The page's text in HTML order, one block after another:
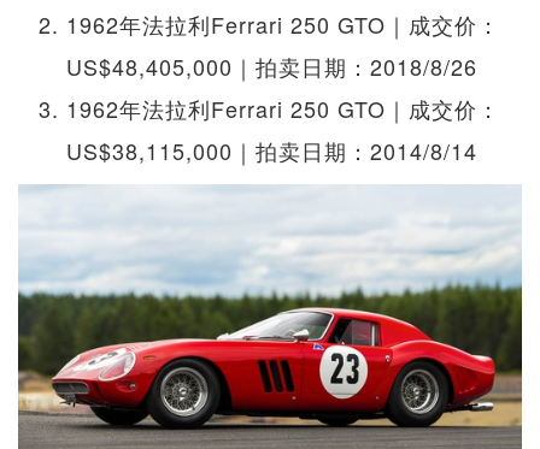
1962年法拉利Ferrari 250 GTO｜成交价：
US$48,405,000｜拍卖日期：2018/8/26
1962年法拉利Ferrari 250 GTO｜成交价：
US$38,115,000｜拍卖日期：2014/8/14